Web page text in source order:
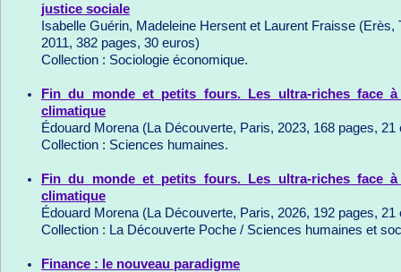
justice sociale
Isabelle Guérin, Madeleine Hersent et Laurent Fraisse (Erès,
2011, 382 pages, 30 euros)
Collection : Sociologie économique.
Fin du monde et petits fours. Les ultra-riches face
climatique
Édouard Morena (La Découverte, Paris, 2023, 168 pages, 21
Collection : Sciences humaines.
Fin du monde et petits fours. Les ultra-riches face
climatique
Édouard Morena (La Découverte, Paris, 2026, 192 pages, 21
Collection : La Découverte Poche / Sciences humaines et
Finance : le nouveau paradigme